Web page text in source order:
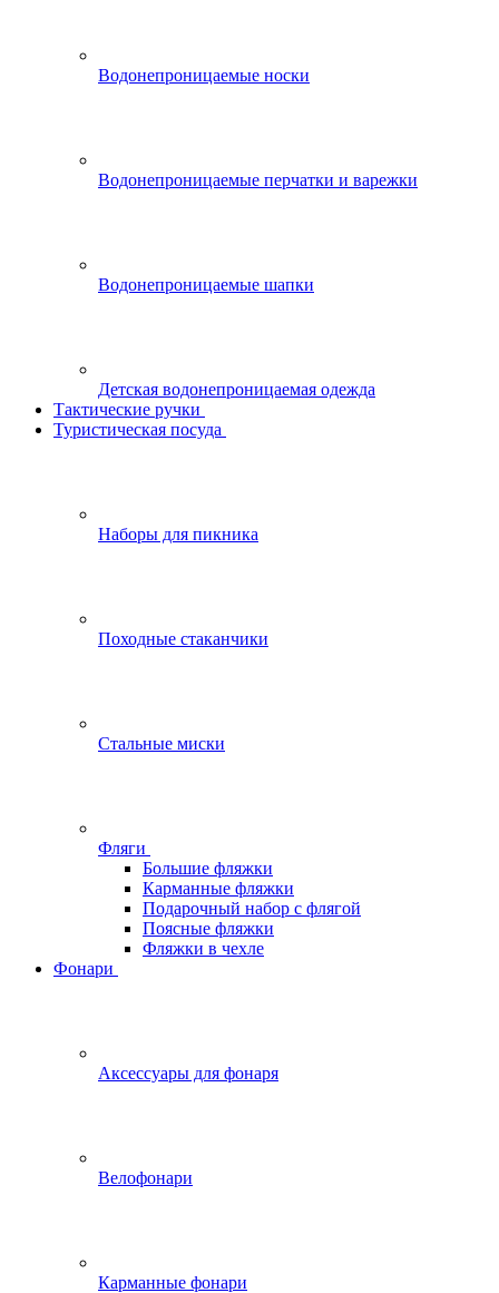
Водонепроницаемые носки
Водонепроницаемые перчатки и варежки
Водонепроницаемые шапки
Детская водонепроницаемая одежда
Тактические ручки
Туристическая посуда
Наборы для пикника
Походные стаканчики
Стальные миски
Фляги
Большие фляжки
Карманные фляжки
Подарочный набор с флягой
Поясные фляжки
Фляжки в чехле
Фонари
Аксессуары для фонаря
Велофонари
Карманные фонари